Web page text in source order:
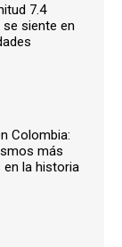
7.4
siente en
Colombia:
más
la historia